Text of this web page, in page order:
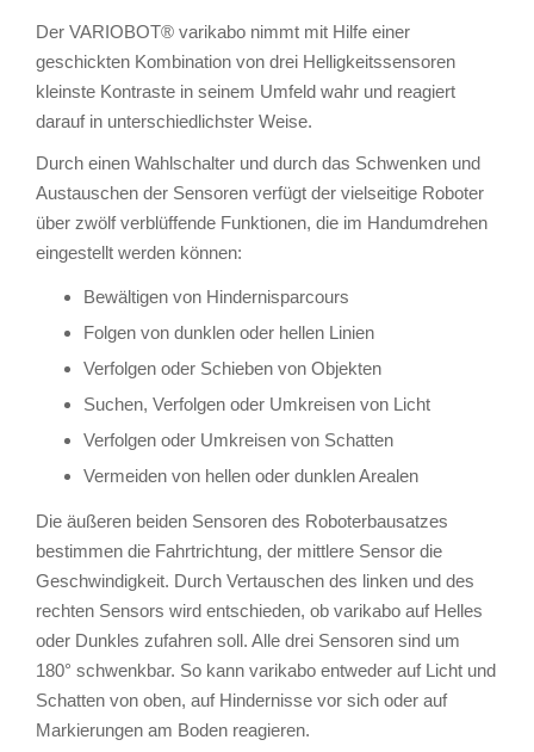
Der VARIOBOT® varikabo nimmt mit Hilfe einer
geschickten Kombination von drei Helligkeitssensoren
kleinste Kontraste in seinem Umfeld wahr und reagiert
darauf in unterschiedlichster Weise.
Durch einen Wahlschalter und durch das Schwenken und
Austauschen der Sensoren verfügt der vielseitige Roboter
über zwölf verblüffende Funktionen, die im Handumdrehen
eingestellt werden können:
Bewältigen von Hindernisparcours
Folgen von dunklen oder hellen Linien
Verfolgen oder Schieben von Objekten
Suchen, Verfolgen oder Umkreisen von Licht
Verfolgen oder Umkreisen von Schatten
Vermeiden von hellen oder dunklen Arealen
Die äußeren beiden Sensoren des Roboterbausatzes
bestimmen die Fahrtrichtung, der mittlere Sensor die
Geschwindigkeit. Durch Vertauschen des linken und des
rechten Sensors wird entschieden, ob varikabo auf Helles
oder Dunkles zufahren soll. Alle drei Sensoren sind um
180° schwenkbar. So kann varikabo entweder auf Licht und
Schatten von oben, auf Hindernisse vor sich oder auf
Markierungen am Boden reagieren.